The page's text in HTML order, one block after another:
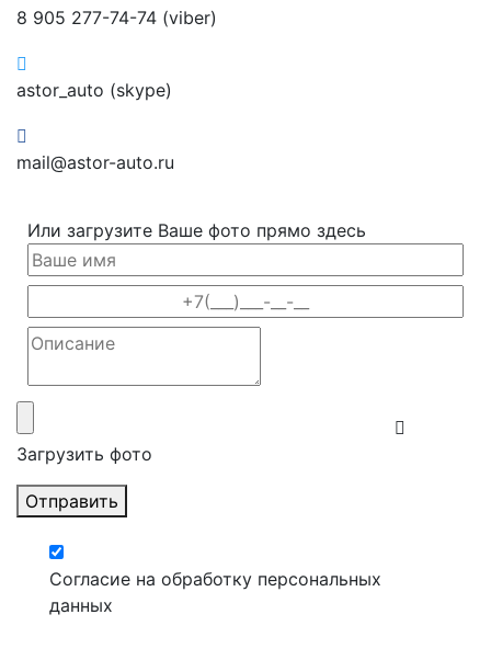
8 905 277-74-74 (viber)
astor_auto (skype)
mail@astor-auto.ru
Или загрузите Ваше фото прямо здесь
Загрузить фото
Отправить
Согласие на обработку персональных
данных